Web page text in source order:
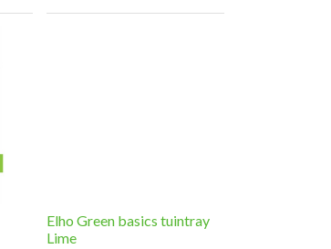
Elho Green basics tuintray
Lime